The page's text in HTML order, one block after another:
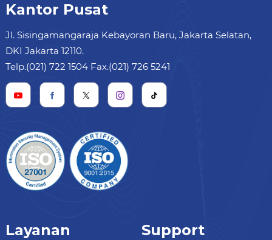
Kantor Pusat
Jl. Sisingamangaraja Kebayoran Baru, Jakarta Selatan,
DKI Jakarta 12110.
Telp.(021) 722 1504 Fax.(021) 726 5241
Layanan Support